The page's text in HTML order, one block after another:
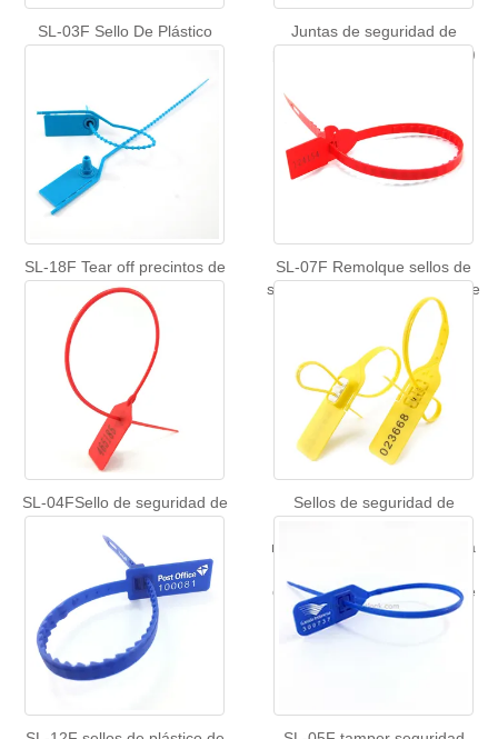
SL-03F Sello De Plástico
Juntas de seguridad de
plástico herméticas (SL-44F)
SL-18F Tear off precintos de
plastico
SL-07F Remolque sellos de
seguridad numerado sellos de
seguridad de plástico
contenedor sellos para la
venta
SL-04FSello de seguridad de
Sellos de seguridad de
numerada evidente a prueba
de corbatas para etiqueta de
sellado autoblocante del
remolque